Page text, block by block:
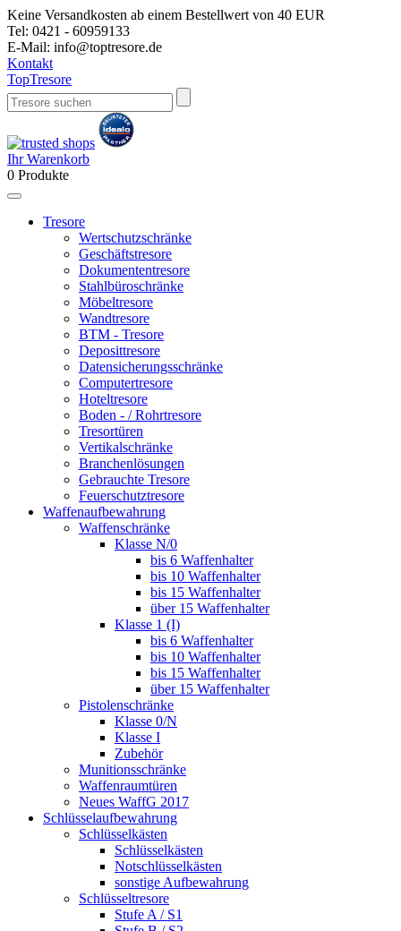
Keine Versandkosten ab einem Bestellwert von 40 EUR
Tel: 0421 - 60959133
E-Mail: info@toptresore.de
Kontakt
TopTresore
Ihr Warenkorb
0 Produkte
Tresore
Wertschutzschränke
Geschäftstresore
Dokumententresore
Stahlbüroschränke
Möbeltresore
Wandtresore
BTM - Tresore
Deposittresore
Datensicherungsschränke
Computertresore
Hoteltresore
Boden - / Rohrtresore
Tresortüren
Vertikalschränke
Branchenlösungen
Gebrauchte Tresore
Feuerschutztresore
Waffenaufbewahrung
Waffenschränke
Klasse N/0
bis 6 Waffenhalter
bis 10 Waffenhalter
bis 15 Waffenhalter
über 15 Waffenhalter
Klasse 1 (I)
bis 6 Waffenhalter
bis 10 Waffenhalter
bis 15 Waffenhalter
über 15 Waffenhalter
Pistolenschränke
Klasse 0/N
Klasse I
Zubehör
Munitionsschränke
Waffenraumtüren
Neues WaffG 2017
Schlüsselaufbewahrung
Schlüsselkästen
Schlüsselkästen
Notschlüsselkästen
sonstige Aufbewahrung
Schlüsseltresore
Stufe A / S1